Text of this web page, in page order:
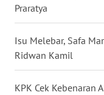
Praratya
Isu Melebar, Safa
Ridwan Kamil
KPK Cek Kebenaran
WN
WN
JATENG